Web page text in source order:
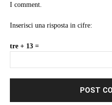
I comment.
Inserisci una risposta in cifre:
tre + 13 =